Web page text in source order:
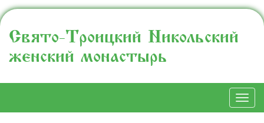
Свято-Троицкий Никольский
женский монастырь